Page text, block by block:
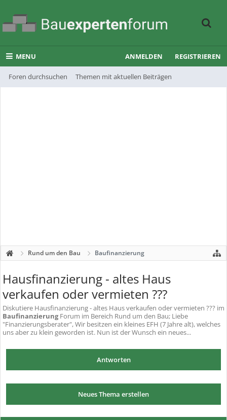
MENU
Foren durchsuchen Themen mit aktuellen Beiträgen
ANMELDEN REGISTRIEREN
Rund um den Bau Baufinanzierung
Hausfinanzierung - altes Haus
verkaufen oder vermieten ???
Diskutiere Hausfinanzierung - altes Haus verkaufen oder vermieten ??? im
Baufinanzierung Forum im Bereich Rund um den Bau; Liebe
"Finanzierungsberater", Wir besitzen ein kleines EFH (7 Jahre alt), welches
uns aber zu klein geworden ist. Nun ist der Wunsch ein neues...
Antworten
Neues Thema erstellen